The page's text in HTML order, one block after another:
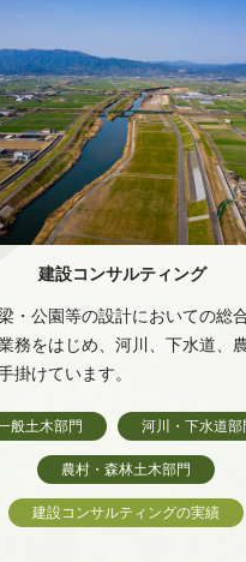
建設コンサルティング
・公園等の設計においての総
務をはじめ、河川、下水道、
掛けています。
般土木部門 河川・下水道部
農村・森林土木部門
建設コンサルティングの実績